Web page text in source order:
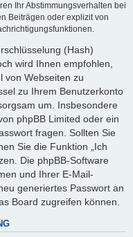
Ihr Abstimmungsverhalten bei
Beiträgen oder explizit von
(Hash)
wird Ihnen empfohlen,
von Webseiten zu
zu Ihrem Benutzerkonto
um. Insbesondere
phpBB Limited oder ein
fragen. Sollten Sie
Sie die Funktion „Ich
Die phpBB-Software
und Ihrer E-Mail-
generiertes Passwort an
Board zugreifen können.